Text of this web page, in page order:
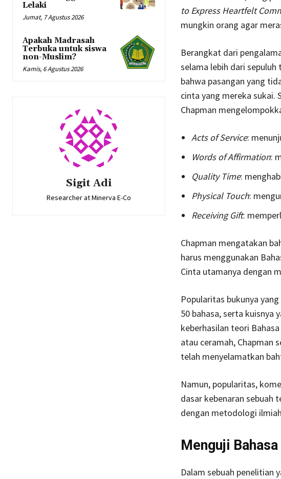
Lelaki
Jumat, 7 Agustus 2026
Apakah Madrasah
Terbuka untuk siswa
non-Muslim?
Kamis, 6 Agustus 2026
Sigit Adi
Researcher at Minerva E-Co
to Express Heartfelt
mungkin orang agar
Berangkat dari
selama lebih dari sepuluh
bahwa pasangan yang
cinta yang mereka sukai.
Chapman
Acts of Service:
Words of Affirmation:
Quality Time:
Physical Touch:
Receiving Gift:
Chapman mengatakan
harus menggunakan
Cinta utamanya dengan
Popularitas bukunya
50 bahasa, serta kuisnya
keberhasilan teori
atau ceramah, Chapman
telah menyelamatkan
Namun, popularitas,
dasar kebenaran sebuah
dengan metodologi
Menguji
Dalam sebuah penelitian